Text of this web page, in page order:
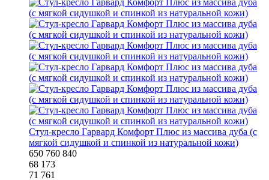
Стул-кресло Гарвард Комфорт Плюс из массива дуба (с
мягкой сидушкой и спинкой из натуральной кожи)
650 760 840
68 173
71 761